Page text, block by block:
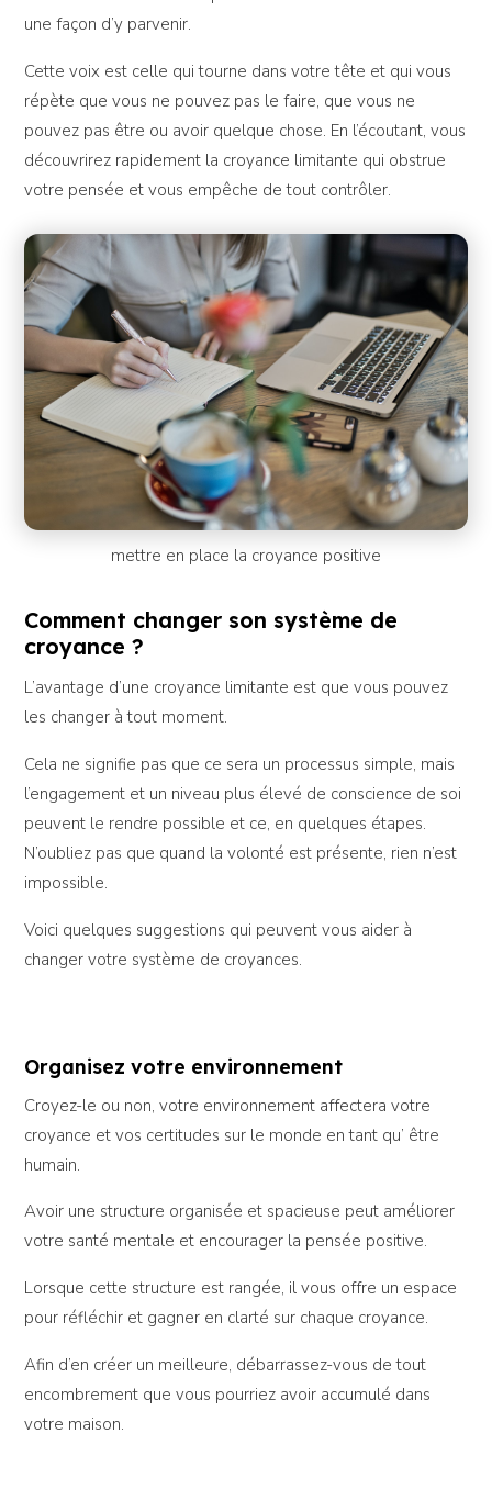
une façon d’y parvenir.
Cette voix est celle qui tourne dans votre tête et qui vous
répète que vous ne pouvez pas le faire, que vous ne
pouvez pas être ou avoir quelque chose. En l’écoutant, vous
découvrirez rapidement la croyance limitante qui obstrue
votre pensée et vous empêche de tout contrôler.
mettre en place la croyance positive
Comment changer son système de
croyance ?
L’avantage d’une croyance limitante est que vous pouvez
les changer à tout moment.
Cela ne signifie pas que ce sera un processus simple, mais
l’engagement et un niveau plus élevé de conscience de soi
peuvent le rendre possible et ce, en quelques étapes.
N’oubliez pas que quand la volonté est présente, rien n’est
impossible.
Voici quelques suggestions qui peuvent vous aider à
changer votre système de croyances.
Organisez votre environnement
Croyez-le ou non, votre environnement affectera votre
croyance et vos certitudes sur le monde en tant qu’ être
humain.
Avoir une structure organisée et spacieuse peut améliorer
votre santé mentale et encourager la pensée positive.
Lorsque cette structure est rangée, il vous offre un espace
pour réfléchir et gagner en clarté sur chaque croyance.
Afin d’en créer un meilleure, débarrassez-vous de tout
encombrement que vous pourriez avoir accumulé dans
votre maison.